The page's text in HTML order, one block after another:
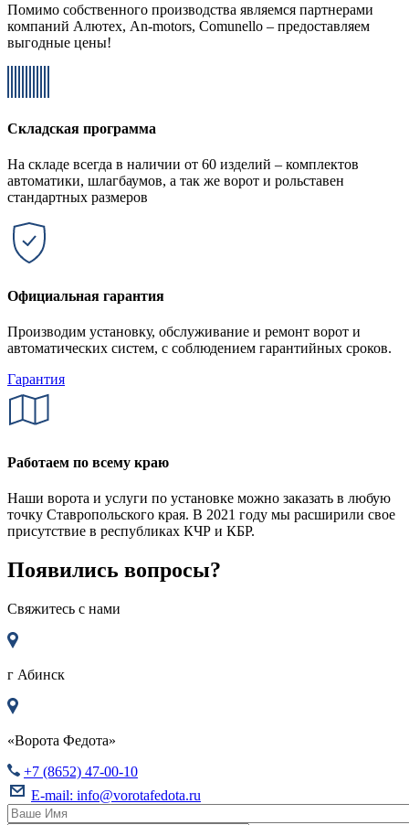
Помимо собственного производства являемся партнерами
компаний Алютех, An-motors, Comunello – предоставляем
выгодные цены!
Складская программа
На складе всегда в наличии от 60 изделий – комплектов
автоматики, шлагбаумов, а так же ворот и рольставен
стандартных размеров
Официальная гарантия
Производим установку, обслуживание и ремонт ворот и
автоматических систем, с соблюдением гарантийных сроков.
Гарантия
Работаем по всему краю
Наши ворота и услуги по установке можно заказать в любую
точку Ставропольского края. В 2021 году мы расширили свое
присутствие в республиках КЧР и КБР.
Появились вопросы?
Свяжитесь с нами
г Абинск
«Ворота Федота»
+7 (8652) 47-00-10
E-mail: info@vorotafedota.ru